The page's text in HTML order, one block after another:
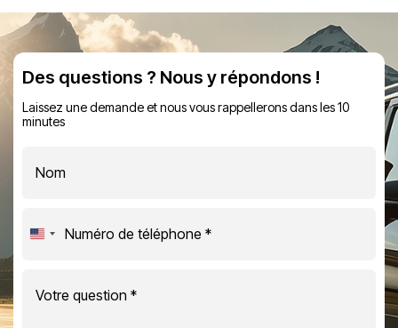
Des questions ? Nous y répondons !
Laissez une demande et nous vous rappellerons dans les 10
minutes
United